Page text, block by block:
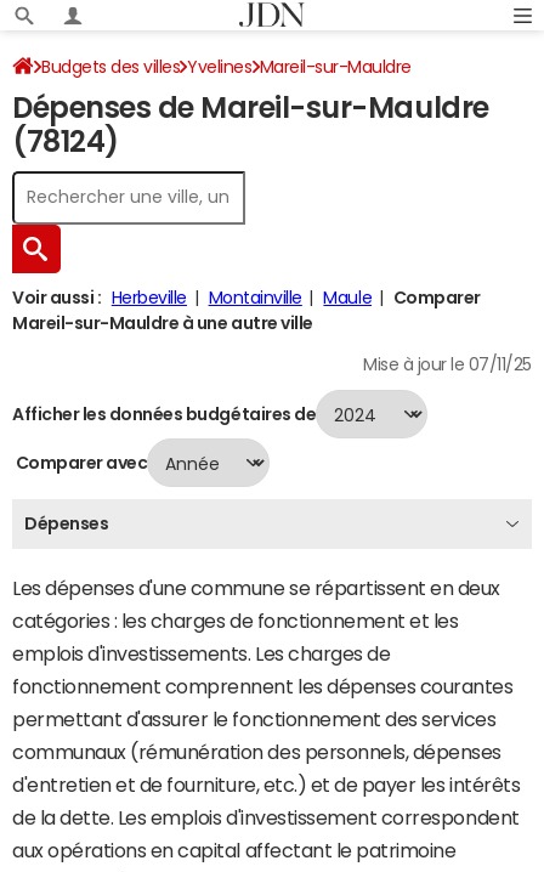
Budgets des villes Yvelines Mareil-sur-Mauldre
Dépenses 2024
Dépenses de Mareil-sur-Mauldre
(78124)
Voir aussi : Herbeville Montainville Maule
Comparer
Mareil-sur-Mauldre à une autre ville
Mise à jour le 07/11/25
Afficher les données budgétaires de
Comparer avec
Dépenses
Les dépenses d'une commune se répartissent en deux
catégories : les charges de fonctionnement et les
emplois d'investissements. Les charges de
fonctionnement comprennent les dépenses courantes
permettant d'assurer le fonctionnement des services
communaux (rémunération des personnels, dépenses
d'entretien et de fourniture, etc.) et de payer les intérêts
de la dette. Les emplois d'investissement correspondent
aux opérations en capital affectant le patrimoine